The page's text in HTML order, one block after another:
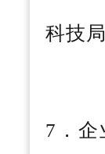
科技局
7．企